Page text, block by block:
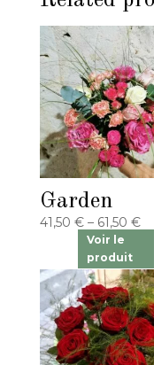
Garden
41,50 €– 61,50 €